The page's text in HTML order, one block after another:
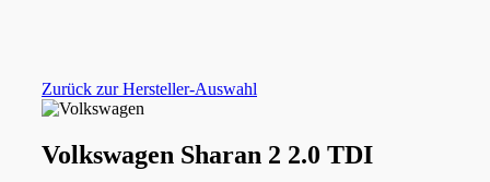
Zurück zur Hersteller-Auswahl
Volkswagen Sharan 2 2.0 TDI